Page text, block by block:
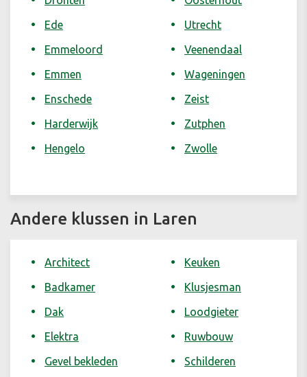
Ede
Emmeloord
Emmen
Enschede
Harderwijk
Hengelo
Utrecht
Veenendaal
Wageningen
Zeist
Zutphen
Zwolle
Andere klussen in Laren
Architect
Badkamer
Dak
Elektra
Gevel bekleden
Keuken
Klusjesman
Loodgieter
Ruwbouw
Schilderen